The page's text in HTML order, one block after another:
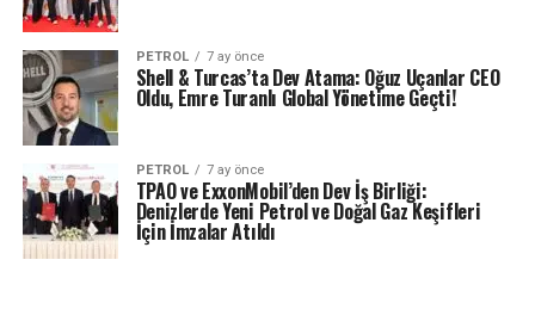
PETROL 7 ay önce
Shell & Turcas’ta Dev Atama: Oğuz Uçanlar CEO
Oldu, Emre Turanlı Global Yönetime Geçti!
PETROL 7 ay önce
TPAO ve ExxonMobil’den Dev İş Birliği:
Denizlerde Yeni Petrol ve Doğal Gaz Keşifleri
İçin İmzalar Atıldı